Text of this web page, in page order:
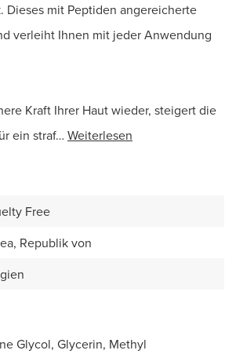
Dieses mit Peptiden angereicherte
verleiht Ihnen mit jeder Anwendung
Kraft Ihrer Haut wieder, steigert die
ein straf… Weiterlesen
Free
Republik von
Glycol, Glycerin, Methyl